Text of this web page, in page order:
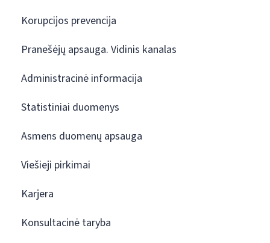
Korupcijos prevencija
Pranešėjų apsauga. Vidinis kanalas
Administracinė informacija
Statistiniai duomenys
Asmens duomenų apsauga
Viešieji pirkimai
Karjera
Konsultacinė taryba